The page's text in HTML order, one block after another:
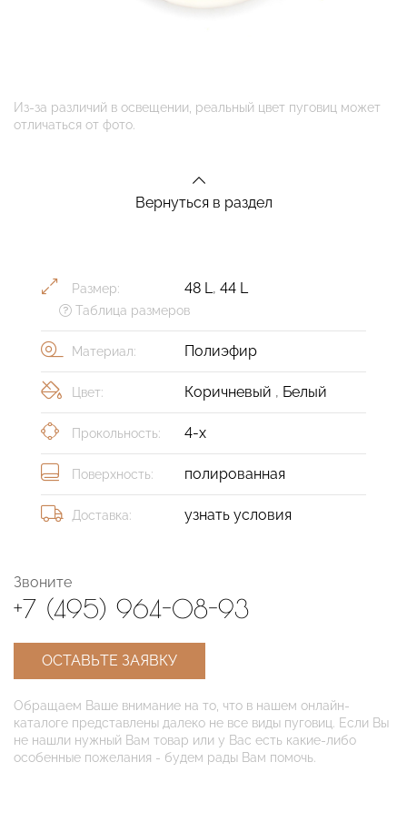
Из-за различий в освещении, реальный цвет пуговиц может
отличаться от фото.
Вернуться в раздел
Размер: 48 L, 44 L
Таблица размеров
Материал: Полиэфир
Цвет: Коричневый , Белый
Прокольность: 4-х
Поверхность: полированная
Доставка: узнать условия
Звоните
+7 (495) 964-08-93
ОСТАВЬТЕ ЗАЯВКУ
Обращаем Ваше внимание на то, что в нашем онлайн-
каталоге представлены далеко не все виды пуговиц. Если Вы
не нашли нужный Вам товар или у Вас есть какие-либо
особенные пожелания - будем рады Вам помочь.